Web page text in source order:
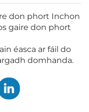
don phort Inchon
gaire don phort
éasca ar fáil do
domhanda.